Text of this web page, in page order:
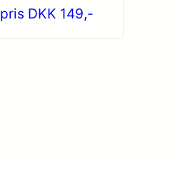
pris DKK 149,-